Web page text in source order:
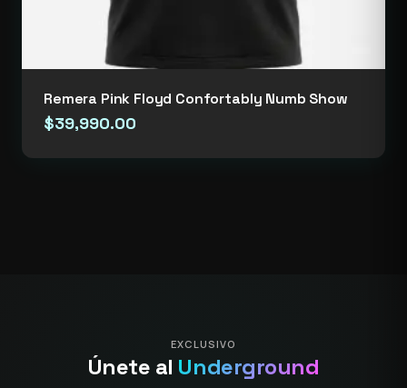
Remera Pink Floyd Confortably Numb Show
$39,990.00
EXCLUSIVO
Únete al Underground